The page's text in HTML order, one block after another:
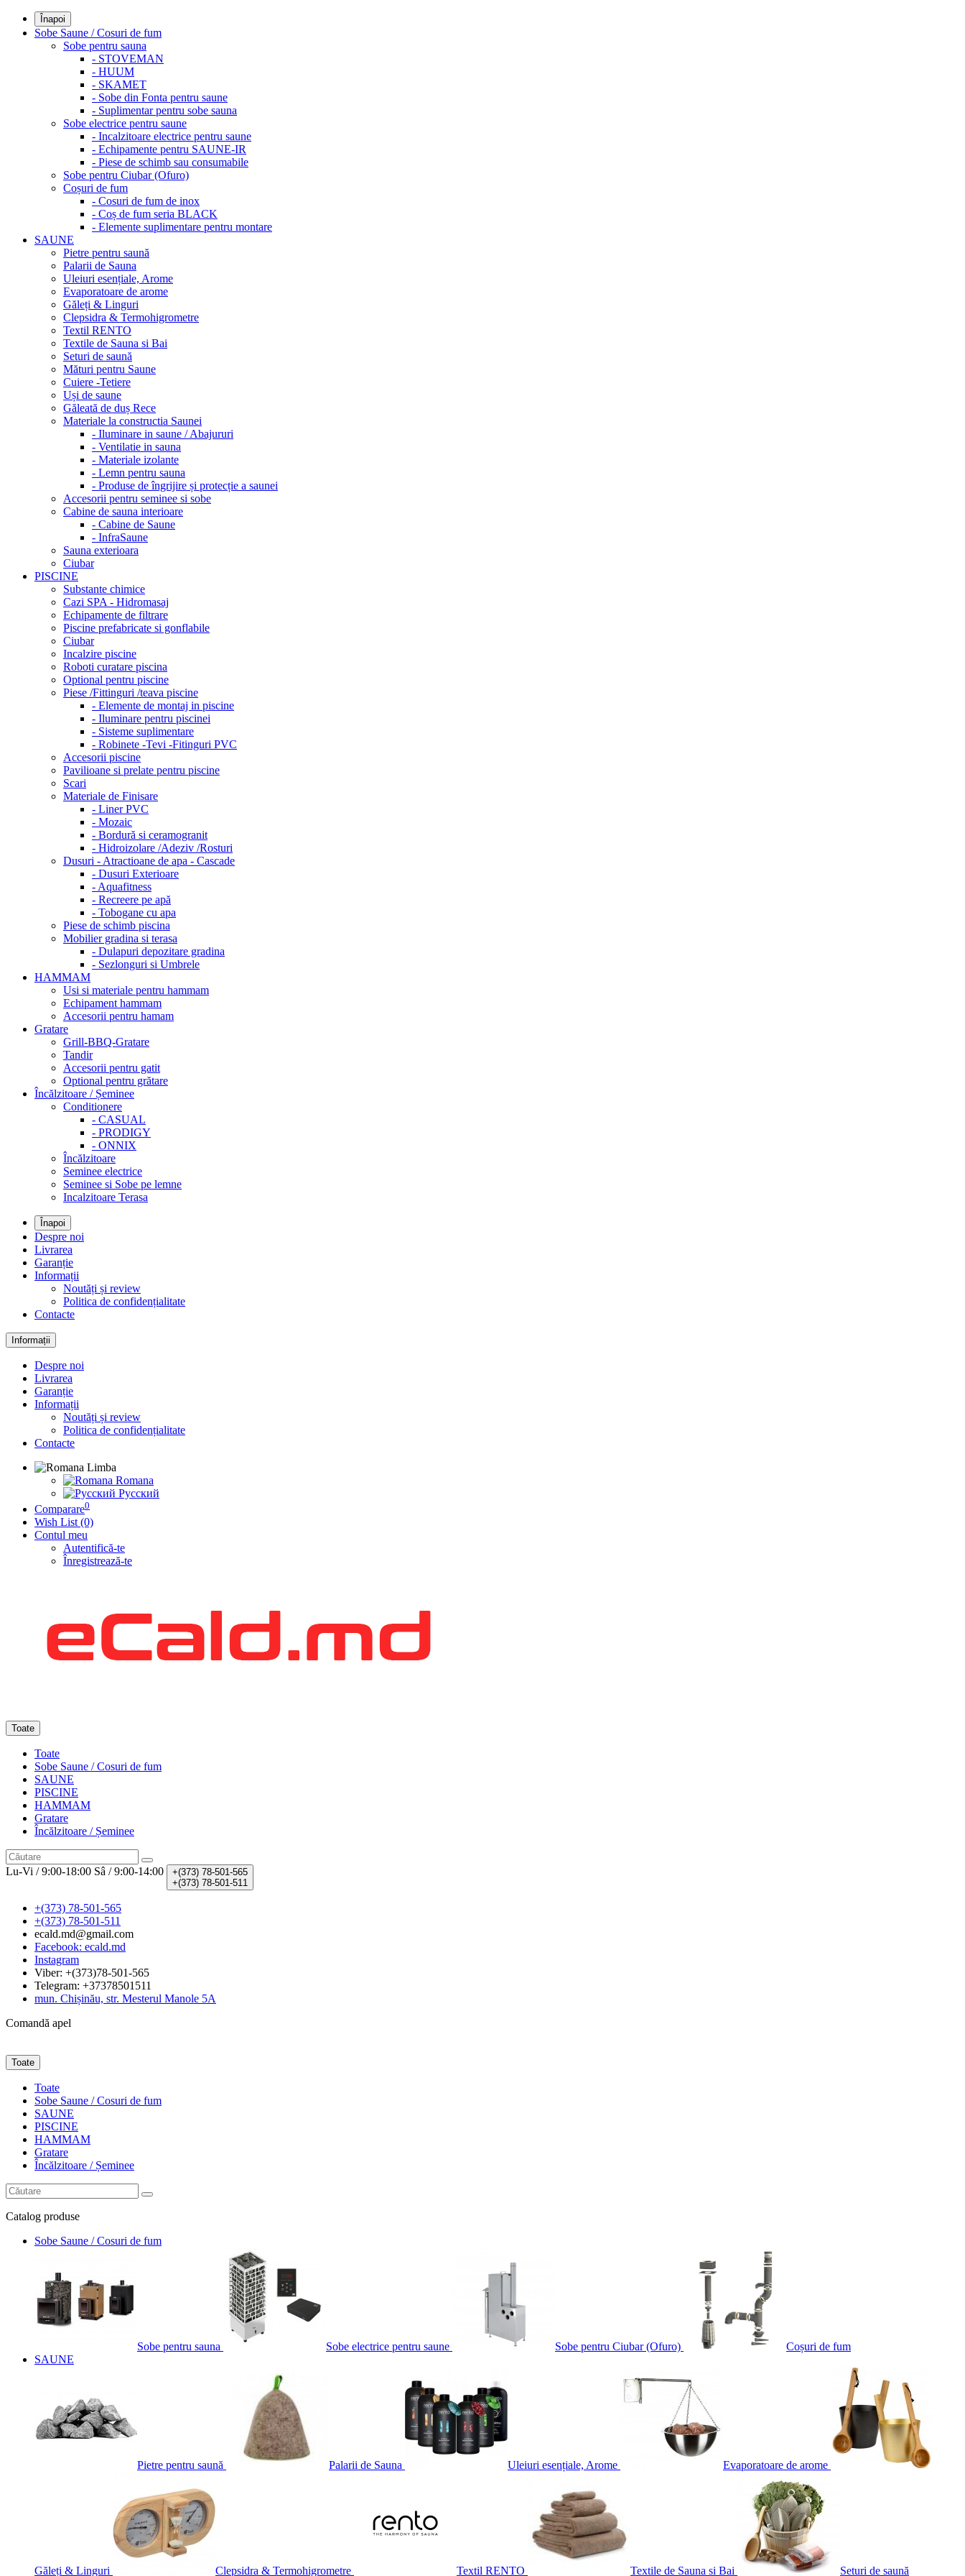
Înapoi
Sobe Saune / Cosuri de fum
Sobe pentru sauna
- STOVEMAN
- HUUM
- SKAMET
- Sobe din Fonta pentru saune
- Suplimentar pentru sobe sauna
Sobe electrice pentru saune
- Incalzitoare electrice pentru saune
- Echipamente pentru SAUNE-IR
- Piese de schimb sau consumabile
Sobe pentru Ciubar (Ofuro)
Coșuri de fum
- Cosuri de fum de inox
- Coș de fum seria BLACK
- Elemente suplimentare pentru montare
SAUNE
Pietre pentru saună
Palarii de Sauna
Uleiuri esențiale, Arome
Evaporatoare de arome
Găleți & Linguri
Clepsidra & Termohigrometre
Textil RENTO
Textile de Sauna si Bai
Seturi de saună
Mături pentru Saune
Cuiere -Tetiere
Uși de saune
Găleată de duș Rece
Materiale la constructia Saunei
- Iluminare in saune / Abajururi
- Ventilatie in sauna
- Materiale izolante
- Lemn pentru sauna
- Produse de îngrijire și protecție a saunei
Accesorii pentru seminee si sobe
Cabine de sauna interioare
- Cabine de Saune
- InfraSaune
Sauna exterioara
Ciubar
PISCINE
Substante chimice
Cazi SPA - Hidromasaj
Echipamente de filtrare
Piscine prefabricate si gonflabile
Ciubar
Incalzire piscine
Roboti curatare piscina
Optional pentru piscine
Piese /Fittinguri /teava piscine
- Elemente de montaj in piscine
- Iluminare pentru piscinei
- Sisteme suplimentare
- Robinete -Tevi -Fitinguri PVC
Accesorii piscine
Pavilioane si prelate pentru piscine
Scari
Materiale de Finisare
- Liner PVC
- Mozaic
- Bordură si ceramogranit
- Hidroizolare /Adeziv /Rosturi
Dusuri - Atractioane de apa - Cascade
- Dusuri Exterioare
- Aquafitness
- Recreere pe apă
- Tobogane cu apa
Piese de schimb piscina
Mobilier gradina si terasa
- Dulapuri depozitare gradina
- Sezlonguri si Umbrele
HAMMAM
Usi si materiale pentru hammam
Echipament hammam
Accesorii pentru hamam
Gratare
Grill-BBQ-Gratare
Tandir
Accesorii pentru gatit
Optional pentru grătare
Încălzitoare / Șeminee
Conditionere
- CASUAL
- PRODIGY
- ONNIX
Încălzitoare
Seminee electrice
Seminee si Sobe pe lemne
Incalzitoare Terasa
Înapoi
Despre noi
Livrarea
Garanție
Informații
Noutăți și review
Politica de confidențialitate
Contacte
Informații
Despre noi
Livrarea
Garanție
Informații
Noutăți și review
Politica de confidențialitate
Contacte
Limba
Romana
Русский
Comparare0
Wish List (0)
Contul meu
Autentifică-te
Înregistrează-te
Toate
Toate
Sobe Saune / Cosuri de fum
SAUNE
PISCINE
HAMMAM
Gratare
Încălzitoare / Șeminee
Lu-Vi / 9:00-18:00 Sâ / 9:00-14:00 +(373) 78-501-565
+(373) 78-501-511
+(373) 78-501-565
+(373) 78-501-511
ecald.md@gmail.com
Facebook: ecald.md
Instagram
Viber: +(373)78-501-565
Telegram: +37378501511
mun. Chișinău, str. Mesterul Manole 5A
Comandă apel
Toate
Toate
Sobe Saune / Cosuri de fum
SAUNE
PISCINE
HAMMAM
Gratare
Încălzitoare / Șeminee
Catalog produse
Sobe Saune / Cosuri de fum
Sobe pentru sauna Sobe electrice pentru saune Sobe pentru Ciubar (Ofuro)
Coșuri de fum
SAUNE
Pietre pentru saună Palarii de Sauna Uleiuri esențiale, Arome Evaporatoare de arome
Găleți & Linguri Clepsidra & Termohigrometre Textil RENTO Textile de Sauna si Bai Seturi de saună